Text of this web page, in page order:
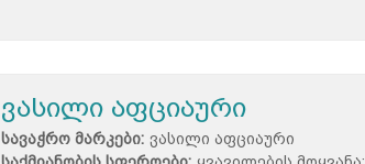
ვასილი აფციაური
სავაჭრო მარკები: ვასილი აფციაური